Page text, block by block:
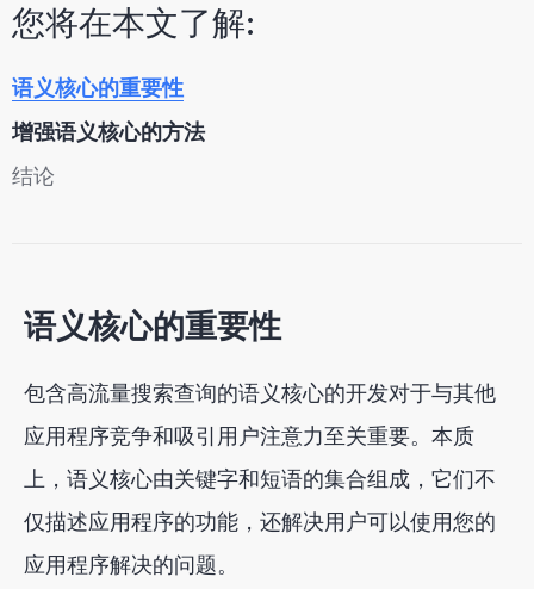
您将在本文了解:
语义核心的重要性
增强语义核心的方法
结论
语义核心的重要性
包含高流量搜索查询的语义核心的开发对于与其他
应用程序竞争和吸引用户注意力至关重要。本质
上，语义核心由关键字和短语的集合组成，它们不
仅描述应用程序的功能，还解决用户可以使用您的
应用程序解决的问题。